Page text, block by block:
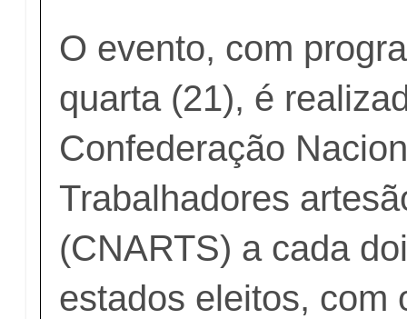
O evento, com
quarta (21), é
Confederação
Trabalhadores
(CNARTS) a cada
estados eleitos, com